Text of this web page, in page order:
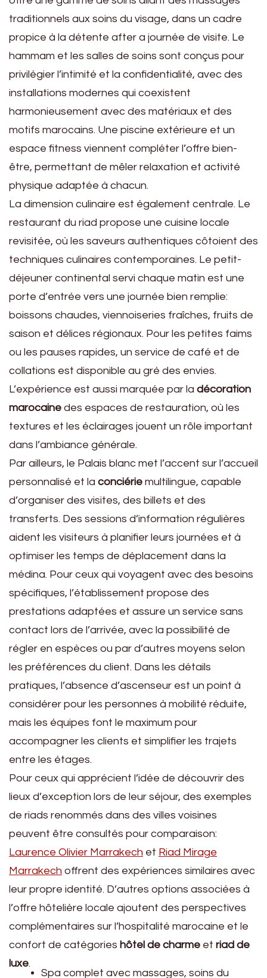
traditionnels aux soins du visage, dans un cadre
propice à la détente after a journée de visite. Le
hammam et les salles de soins sont conçus pour
privilégier l’intimité et la confidentialité, avec des
installations modernes qui coexistent
harmonieusement avec des matériaux et des
motifs marocains. Une piscine extérieure et un
espace fitness viennent compléter l’offre bien-
être, permettant de mêler relaxation et activité
physique adaptée à chacun.
La dimension culinaire est également centrale. Le
restaurant du riad propose une cuisine locale
revisitée, où les saveurs authentiques côtoient des
techniques culinaires contemporaines. Le petit-
déjeuner continental servi chaque matin est une
porte d’entrée vers une journée bien remplie:
boissons chaudes, viennoiseries fraîches, fruits de
saison et délices régionaux. Pour les petites faims
ou les pauses rapides, un service de café et de
collations est disponible au gré des envies.
L’expérience est aussi marquée par la décoration
marocaine des espaces de restauration, où les
textures et les éclairages jouent un rôle important
dans l’ambiance générale.
Par ailleurs, le Palais blanc met l’accent sur l’accueil
personnalisé et la conciérie multilingue, capable
d’organiser des visites, des billets et des
transferts. Des sessions d’information régulières
aident les visiteurs à planifier leurs journées et à
optimiser les temps de déplacement dans la
médina. Pour ceux qui voyagent avec des besoins
spécifiques, l’établissement propose des
prestations adaptées et assure un service sans
contact lors de l’arrivée, avec la possibilité de
régler en espèces ou par d’autres moyens selon
les préférences du client. Dans les détails
pratiques, l’absence d’ascenseur est un point à
considérer pour les personnes à mobilité réduite,
mais les équipes font le maximum pour
accompagner les clients et simplifier les trajets
entre les étages.
Pour ceux qui apprécient l’idée de découvrir des
lieux d’exception lors de leur séjour, des exemples
de riads renommés dans des villes voisines
peuvent être consultés pour comparaison:
Laurence Olivier Marrakech et Riad Mirage
Marrakech offrent des expériences similaires avec
leur propre identité. D’autres options associées à
l’offre hôtelière locale ajoutent des perspectives
complémentaires sur l’hospitalité marocaine et le
confort de catégories hôtel de charme et riad de
luxe.
Spa complet avec massages, soins du